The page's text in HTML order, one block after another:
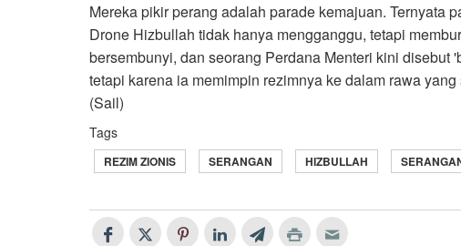
Mereka pikir perang adalah parade kemajuan. Ternyata
Drone Hizbullah tidak hanya mengganggu, tetapi
bersembunyi, dan seorang Perdana Menteri kini disebut
tetapi karena ia memimpin rezimnya ke dalam rawa
(Sail)
Tags
REZIM ZIONIS SERANGAN HIZBULLAH